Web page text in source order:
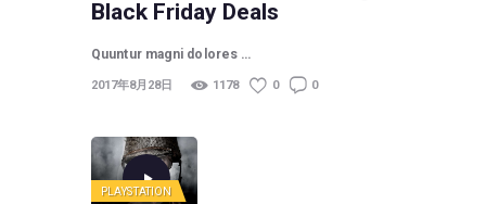
Black Friday Deals
Quuntur magni dolores …
2017年8月28日 1178 0 0
PLAYSTATION